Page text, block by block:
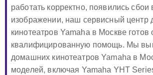
работать корректно, появились сбои
изображении, наш сервисный центр
кинотеатров Yamaha в Москве готов
квалифицированную помощь. Мы
домашних кинотеатров Yamaha в
моделей, включая Yamaha YHT